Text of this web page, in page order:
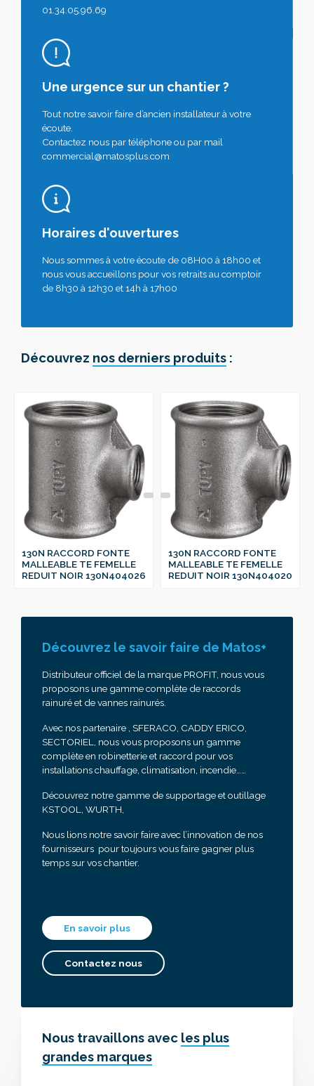
01.34.05.96.69
Une urgence sur un chantier ?
Tout notre savoir faire d’ancien installateur à votre
écoute.
Contactez nous par téléphone ou par mail
commercial@matosplus.com
Horaires d'ouvertures
Nous sommes à votre écoute de 08H00 à 18h00 et
nous vous accueillons pour vos retraits au comptoir
de 8h30 à 12h30 et 14h à 17h00
Découvrez nos derniers produits :
130N RACCORD FONTE
MALLEABLE TE FEMELLE
REDUIT NOIR 130N404026
130N RACCORD FONTE
MALLEABLE TE FEMELLE
REDUIT NOIR 130N404020
Découvrez le savoir faire de Matos+
Distributeur officiel de la marque PROFIT, nous vous
proposons une gamme complète de raccords
rainuré et de vannes rainurés.
Avec nos partenaire , SFERACO, CADDY ERICO,
SECTORIEL, nous vous proposons un gamme
complète en robinetterie et raccord pour vos
installations chauffage, climatisation, incendie……
Découvrez notre gamme de supportage et outillage
KSTOOL, WURTH,
Nous lions notre savoir faire avec l’innovation de nos
fournisseurs pour toujours vous faire gagner plus
temps sur vos chantier.
En savoir plus
Contactez nous
Nous travaillons avec les plus
grandes marques